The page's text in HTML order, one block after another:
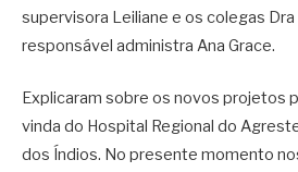
supervisora Leiliane e os colegas Dra
responsável administra Ana Grace.
Explicaram sobre os novos projetos
vinda do Hospital Regional do
dos Índios. No presente momento